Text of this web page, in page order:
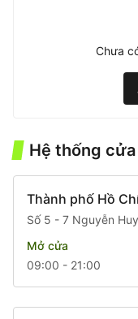
Chưa
Hệ thống
Thành phố Hồ
Số 5 - 7 Nguyễn
Mở cửa
09:00 - 21:00